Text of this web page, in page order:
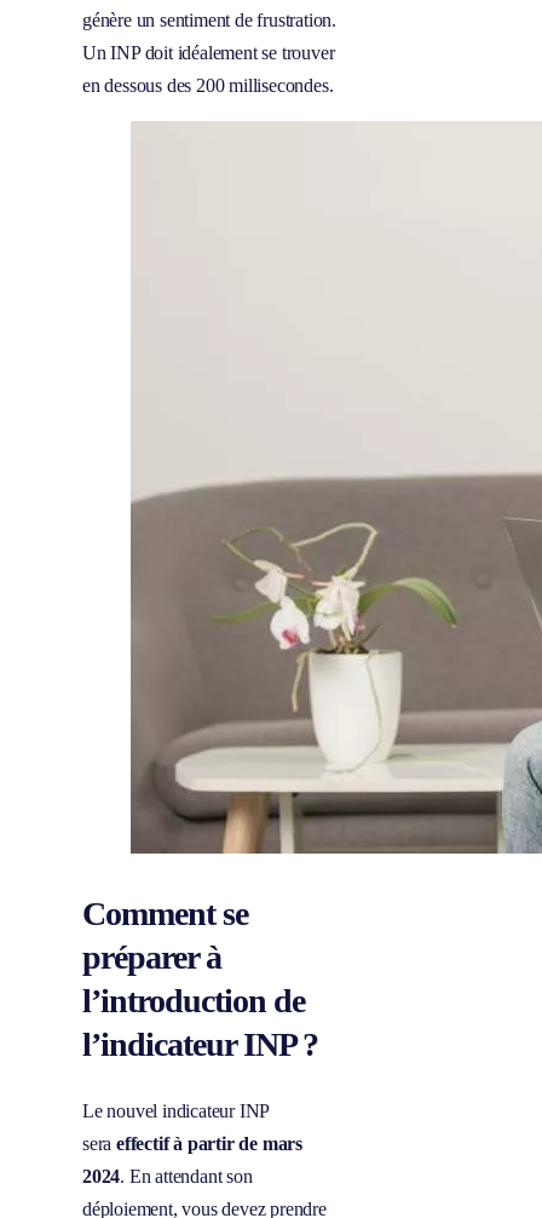
génère un sentiment de frustration.
Un INP doit idéalement se trouver
en dessous des 200 millisecondes.
Comment se
préparer à
l’introduction de
l’indicateur INP ?
Le nouvel indicateur INP
sera effectif à partir de mars
2024. En attendant son
déploiement, vous devez prendre